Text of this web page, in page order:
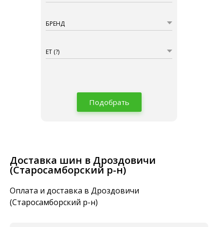
БРЕНД
ET (?)
Подобрать
Доставка шин в Дроздовичи
(Старосамборский р-н)
Оплата и доставка в Дроздовичи
(Старосамборский р-н)